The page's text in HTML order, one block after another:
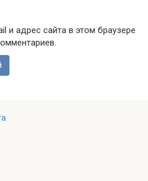
и адрес сайта в этом браузере